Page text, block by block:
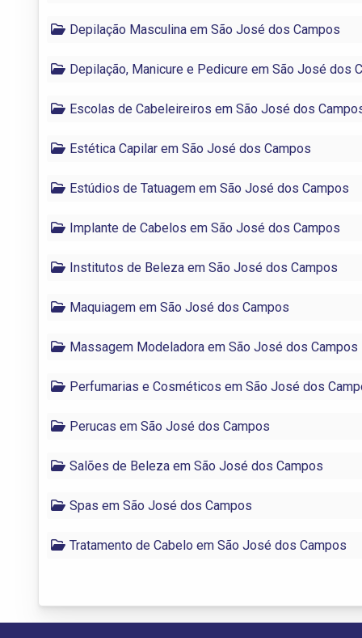
Depilação Masculina em São José dos Campos
Depilação, Manicure e Pedicure em São José dos
Escolas de Cabeleireiros em São José dos
Estética Capilar em São José dos Campos
Estúdios de Tatuagem em São José dos Campos
Implante de Cabelos em São José dos Campos
Institutos de Beleza em São José dos Campos
Maquiagem em São José dos Campos
Massagem Modeladora em São José dos Campos
Perfumarias e Cosméticos em São José dos
Perucas em São José dos Campos
Salões de Beleza em São José dos Campos
Spas em São José dos Campos
Tratamento de Cabelo em São José dos Campos